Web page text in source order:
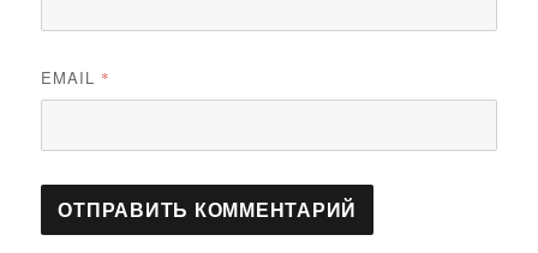
EMAIL *